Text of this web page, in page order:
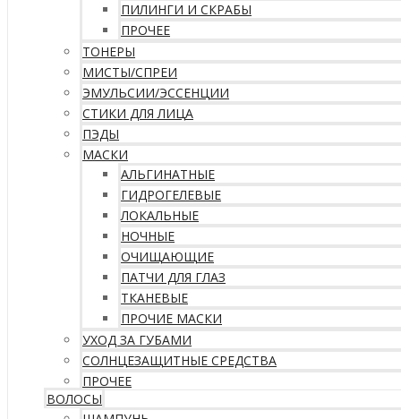
ПИЛИНГИ И СКРАБЫ
ПРОЧЕЕ
ТОНЕРЫ
МИСТЫ/СПРЕИ
ЭМУЛЬСИИ/ЭССЕНЦИИ
СТИКИ ДЛЯ ЛИЦА
ПЭДЫ
МАСКИ
АЛЬГИНАТНЫЕ
ГИДРОГЕЛЕВЫЕ
ЛОКАЛЬНЫЕ
НОЧНЫЕ
ОЧИЩАЮЩИЕ
ПАТЧИ ДЛЯ ГЛАЗ
ТКАНЕВЫЕ
ПРОЧИЕ МАСКИ
УХОД ЗА ГУБАМИ
СОЛНЦЕЗАЩИТНЫЕ СРЕДСТВА
ПРОЧЕЕ
ВОЛОСЫ